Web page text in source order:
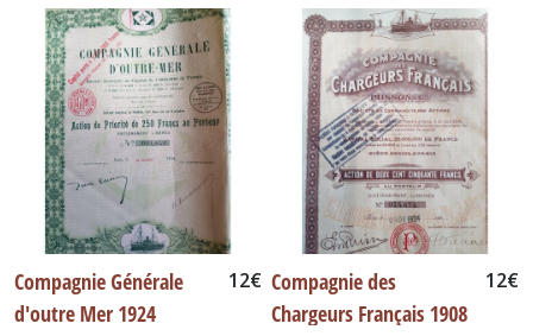
Compagnie Générale
d'outre Mer 1924
12€ Compagnie des
Chargeurs Français 1908
12€